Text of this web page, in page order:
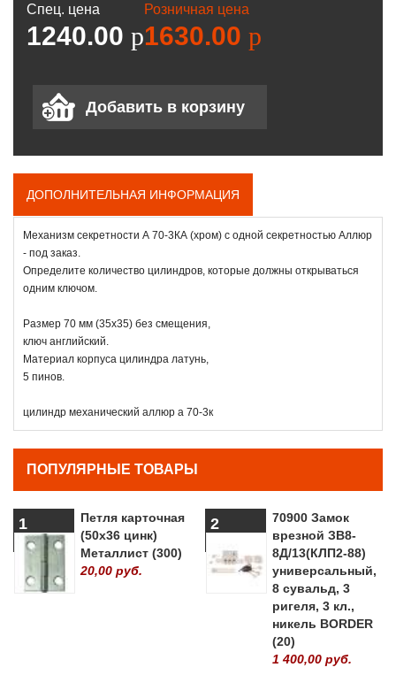
Спец. цена
1240.00 p
Розничная цена
1630.00 p
ДОПОЛНИТЕЛЬНАЯ ИНФОРМАЦИЯ
Механизм секретности А 70-3КА (хром) с одной секретностью Аллюр
- под заказ.
Определите количество цилиндров, которые должны открываться
одним ключом.
Размер 70 мм (35х35) без смещения,
ключ английский.
Материал корпуса цилиндра латунь,
5 пинов.
цилиндр механический аллюр а 70-3к
ПОПУЛЯРНЫЕ ТОВАРЫ
1
Петля карточная
(50х36 цинк)
Металлист (300)
20,00 руб.
2
70900 Замок
врезной ЗВ8-
8Д/13(КЛП2-88)
универсальный,
8 сувальд, 3
ригеля, 3 кл.,
никель BORDER
(20)
1 400,00 руб.